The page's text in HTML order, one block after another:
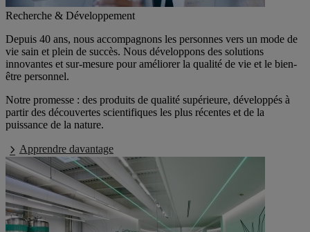
Recherche & Développement
Depuis 40 ans, nous accompagnons les personnes vers un mode de
vie sain et plein de succès. Nous développons des solutions
innovantes et sur-mesure pour améliorer la qualité de vie et le bien-
être personnel.
Notre promesse : des produits de qualité supérieure, développés à
partir des découvertes scientifiques les plus récentes et de la
puissance de la nature.
Apprendre davantage